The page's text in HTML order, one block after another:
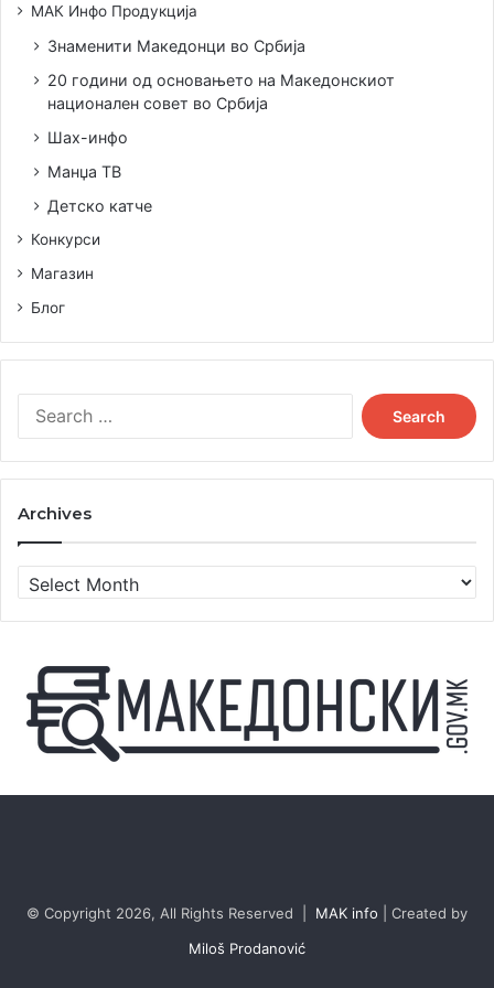
МАК Инфо Продукција
Знаменити Македонци во Србија
20 години од основањето на Македонскиот
национален совет во Србија
Шах-инфо
Манџа ТВ
Детско катче
Конкурси
Магазин
Блог
Search
for:
Archives
Archives
© Copyright 2026, All Rights Reserved | MAK info | Created by
Miloš Prodanović